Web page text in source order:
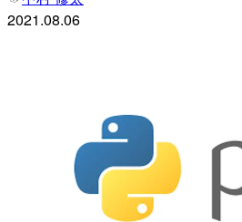
2021.08.06